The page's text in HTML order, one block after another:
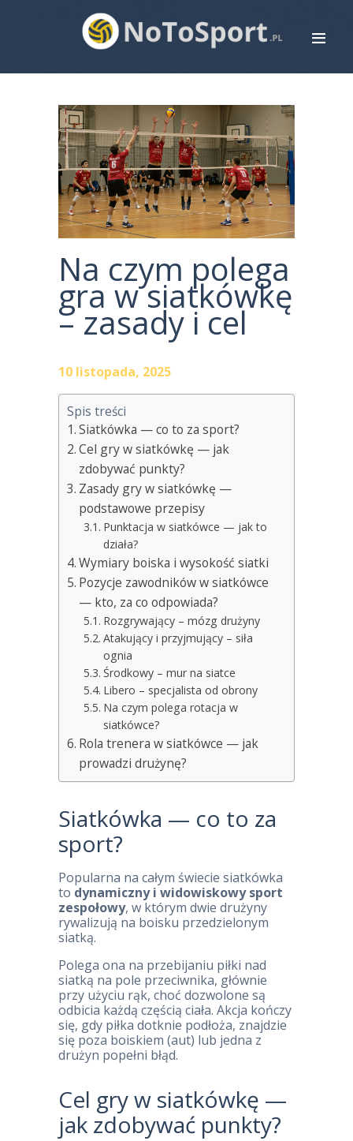
STRONA GŁÓWNA
ROWERY
BIEGANIE
PIŁKA NOŻNA
SIATKÓWKA
ZDROWIE
KONTAKTNa czym polega
gra w siatkówkę
– zasady i cel
10 listopada, 2025
Spis treści
Siatkówka — co to za sport?
Cel gry w siatkówkę — jak
zdobywać punkty?
Zasady gry w siatkówkę —
podstawowe przepisy
Punktacja w siatkówce — jak to
działa?
Wymiary boiska i wysokość siatki
Pozycje zawodników w siatkówce
— kto, za co odpowiada?
Rozgrywający – mózg drużyny
Atakujący i przyjmujący – siła
ognia
Środkowy – mur na siatce
Libero – specjalista od obrony
Na czym polega rotacja w
siatkówce?
Rola trenera w siatkówce — jak
prowadzi drużynę?
Siatkówka — co to za
sport?
Popularna na całym świecie siatkówka
to dynamiczny i widowiskowy sport
zespołowy, w którym dwie drużyny
rywalizują na boisku przedzielonym
siatką.
Polega ona na przebijaniu piłki nad
siatką na pole przeciwnika, głównie
przy użyciu rąk, choć dozwolone są
odbicia każdą częścią ciała. Akcja kończy
się, gdy piłka dotknie podłoża, znajdzie
się poza boiskiem (aut) lub jedna z
drużyn popełni błąd.
Cel gry w siatkówkę —
jak zdobywać punkty?